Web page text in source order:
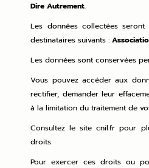
Dire Autrement.
Les données collectées seront
destinataires suivants :
Les données sont conservées
Vous pouvez accéder aux
rectifier, demander leur
à la limitation du traitement de
Consultez le site cnil.fr pour
droits.
Pour exercer ces droits ou